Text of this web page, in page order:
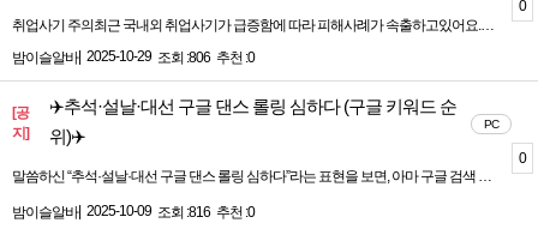
취업사기 주의최근 국내외 취업사기가 급증함에 따라 피해사례가 속출하고있어요.구직활동 시 꼭 아래 사항을 주의해주세요.<취업사기에 해당할 위험이 높은 구인광고>1. 동종업계 대비 지나치게 좋은 조건 제시2. 채용 전 신분증 사본 등 개인정보 요청3. 취업사례금 등 각종 명목으로 금전을 요구취업사기경찰청 (국번없이 112)보이스피싱 피해 금융감독언 (국번없이 1332)거짓구인광고 신고 고용노동부(국번없이 1350)(온라인) 보이스피싱 지킴이 : www.fss.or.kr(온라인) 거짓구인광고 신고 : www.work24.go.kr(모바일) 고용24 모바일 앱 > 기타민원 > 거짓구인광고 신고자세한 내용은 붙임 자료 및 영상 링크를 참고해주세요.* 취업사기 주의 영상자료 링크(고용노동부 유튜브 홈페이지) :http://www.youtube.com/watch?v=Bcq0JBvSnbU
밤이슬알바| 2025-10-29 조회 :806 추천 :0
0
[공
지]
✈️추석·설날·대선 구글 댄스 롤링 심하다 (구글 키워드 순
위)✈️
PC
말씀하신 “추석·설날·대선 구글 댄스 롤링 심하다”라는 표현을 보면, 아마 구글 검색 순위 변동(Google Dance)이 특정 시기, 특히 이벤트 시즌이나 사회적 관심이 큰 시기에 심하게 나타난다는 의미로 이해됩니다. 정리하면 이렇게 볼 수 있습니다.---1️⃣ 구글 댄스(Google Dance)와 롤링 업데이 트구글 댄스(Google Dance)과거 구글이 검색 순위를 업데이 트할 때 웹사이트 순위가 큰 폭으로 오르락내리락하는 현상을 일컫습니다.한때는 몇 주 단위로 순위 변동이 심하게 나타났습니다.롤링 업데이 트(Rolling Update)현재 구글은 순위를 점진적으로, 실시간에 가깝게 업데이 트합니다.예전처럼 한 번에 큰 변동은 없지만, 특정 시기에는 트래픽과 검색량 급증으로 인해 순위가 일시적으로 요동칠 수 있습니다.---2️⃣ 특정 시즌에 변동이 심한 이유추석·설날(명절 시즌)쇼핑, 여행, 음식, 선물 등 관련 키워드 검색량 폭증구글이 관련 정보를 최신화하면서 순위 변동 심화대선·정치 이벤트뉴스, 후보자 정보, 정책 관련 키워드 급등사용자 클릭 패턴 변화 → 구글 알고리즘이 순위 조정> 즉, 검색량 급증 + 클릭률 변화 = 구글이 순위를 ‘댄스’처럼 요동치게 만드는 요인입니다.---3️⃣ 대응 방법1. 콘텐츠 최신화시즌/이벤트 키워드에 맞춰 빠르게 글, 페이지 업데이 트예: 추석 관련 레시피, 명절 여행 정보, 대선 후보 정보 등2. SEO 기본 지키기메타데이터, 제목, H태그, 내부 링크 최적화안정적인 순위를 유지하는 데 도움3. 트래픽 분석급등/급락 시점 체크 → 계절성, 이벤트성 원인 파악반복 패턴에 맞춘 콘텐츠 전략 수립
밤이슬알바| 2025-10-09 조회 :816 추천 :0
0